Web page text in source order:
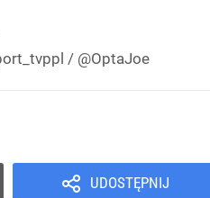
/ @OptaJoe
UDOSTĘPNIJ